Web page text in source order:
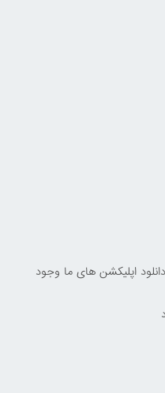
اپلیکشن های ما وجود